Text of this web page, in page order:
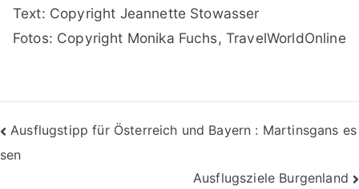
Text: Copyright Jeannette Stowasser
Fotos: Copyright Monika Fuchs, TravelWorldOnline
Beitragsnavigation
Ausflugstipp für Österreich und Bayern : Martinsgans es
sen
Ausflugsziele Burgenland